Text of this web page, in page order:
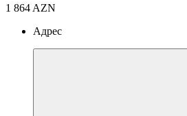
1 864 AZN
Адрес